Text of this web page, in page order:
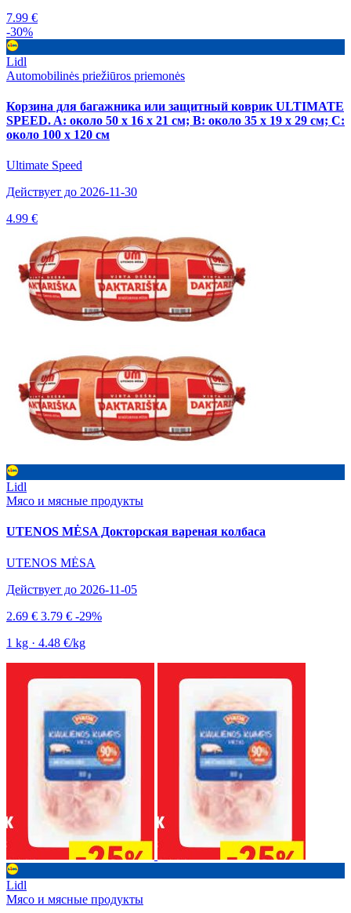
7.99 €
-30%
Lidl
Automobilinės priežiūros priemonės
Корзина для багажника или защитный коврик ULTIMATE
SPEED. A: около 50 х 16 х 21 см; B: около 35 х 19 х 29 см; C:
около 100 х 120 см
Ultimate Speed
Действует до 2026-11-30
4.99 €
Lidl
Мясо и мясные продукты
UTENOS MĖSA Докторская вареная колбаса
UTENOS MĖSA
Действует до 2026-11-05
2.69 € 3.79 € -29%
1 kg · 4.48 €/kg
Lidl
Мясо и мясные продукты